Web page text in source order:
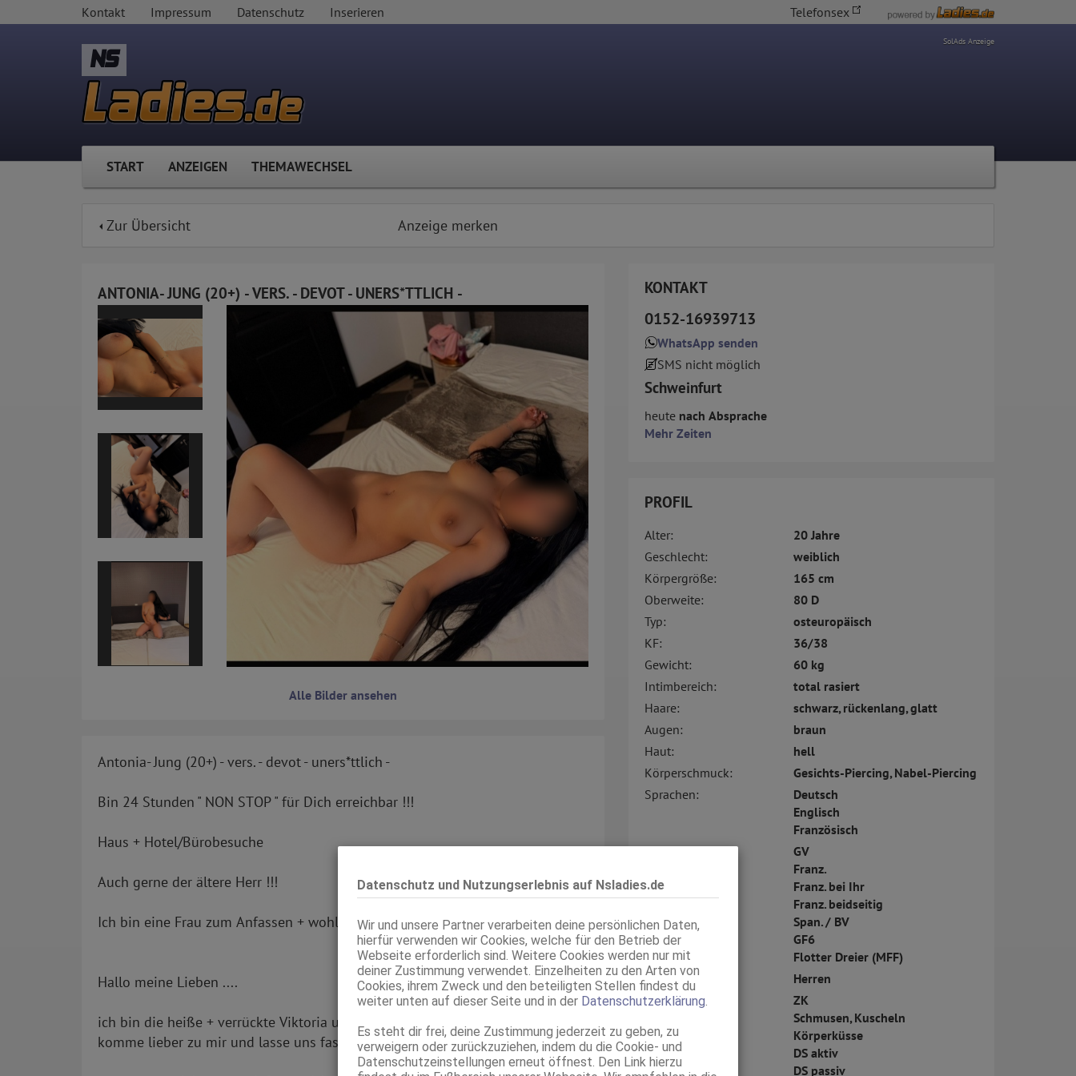
Datenschutz und Nutzungserlebnis auf Nsladies.de
Wir und unsere Partner verarbeiten deine persönlichen Daten,
hierfür verwenden wir Cookies, welche für den Betrieb der
Webseite erforderlich sind. Weitere Cookies werden nur mit
deiner Zustimmung verwendet. Einzelheiten zu den Arten von
Cookies, ihrem Zweck und den beteiligten Stellen findest du
weiter unten auf dieser Seite und in der Datenschutzerklärung.
Es steht dir frei, deine Zustimmung jederzeit zu geben, zu
verweigern oder zurückzuziehen, indem du die Cookie- und
Datenschutzeinstellungen erneut öffnest. Den Link hierzu
Kontakt Impressum Datenschutz Inserieren Telefonsex
NS
SolAds Anzeige
START ANZEIGEN THEMAWECHSEL
Zur Übersicht Anzeige merken
ANTONIA- JUNG (20+) - VERS. - DEVOT - UNERS*TTLICH -
Alle Bilder ansehen
Antonia- Jung (20+) - vers. - devot - uners*ttlich -
Bin 24 Stunden " NON STOP " für Dich erreichbar !!!
Haus + Hotel/Bürobesuche
Auch gerne der ältere Herr !!!
Ich bin eine Frau zum Anfassen + wohlfühlen ###
Hallo meine Lieben ....
ich bin die heiße + verrückte Viktoria und möchte nicht lange schreiben ....
komme lieber zu mir und lasse uns fast alles Verrückte
KONTAKT
0152-16939713
WhatsApp senden
SMS nicht möglich
Schweinfurt
heute nach Absprache
Mehr Zeiten
PROFIL
Alter:
20 Jahre
Geschlecht:
weiblich
Körpergröße:
165 cm
Oberweite:
80 D
Typ:
osteuropäisch
KF:
36/38
Gewicht:
60 kg
Intimbereich:
total rasiert
Haare:
schwarz, rückenlang, glatt
Augen:
braun
Haut:
hell
Körperschmuck:
Gesichts-Piercing, Nabel-Piercing
Sprachen:
Deutsch
Englisch
Französisch
Verkehr:
GV
Franz.
Franz. bei Ihr
Franz. beidseitig
Span. / BV
GF6
Flotter Dreier (MFF)
Service für:
Herren
Service:
ZK
Schmusen, Kuscheln
Körperküsse
DS aktiv
DS passiv